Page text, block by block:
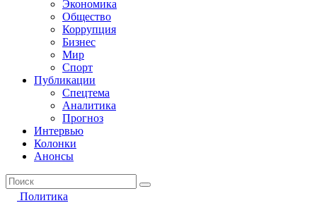
Экономика
Общество
Коррупция
Бизнес
Мир
Спорт
Публикации
Спецтема
Аналитика
Прогноз
Интервью
Колонки
Анонсы
Политика